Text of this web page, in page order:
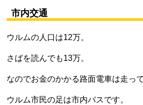
市内交通
ウルムの人口は12万。
さばを読んでも13万。
なのでお金のかかる路面電車は走っ
ウルム市民の足は市内バスです。